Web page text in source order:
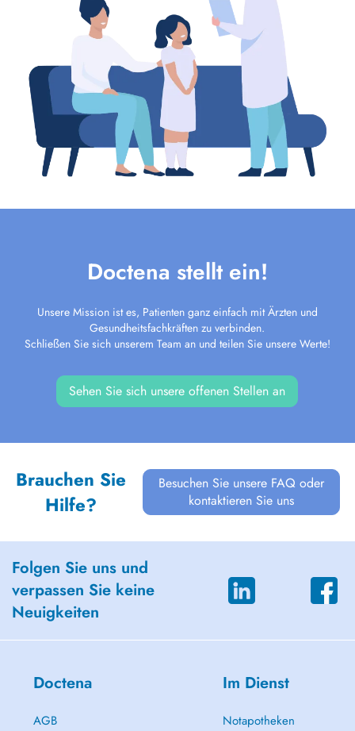
Doctena stellt ein!
Unsere Mission ist es, Patienten ganz einfach mit Ärzten und
Gesundheitsfachkräften zu verbinden.
Schließen Sie sich unserem Team an und teilen Sie unsere Werte!
Sehen Sie sich unsere offenen Stellen an
Brauchen Sie
Hilfe?
Besuchen Sie unsere FAQ oder
kontaktieren Sie uns
Folgen Sie uns und
verpassen Sie keine
Neuigkeiten
Doctena
AGB
Im Dienst
Notapotheken